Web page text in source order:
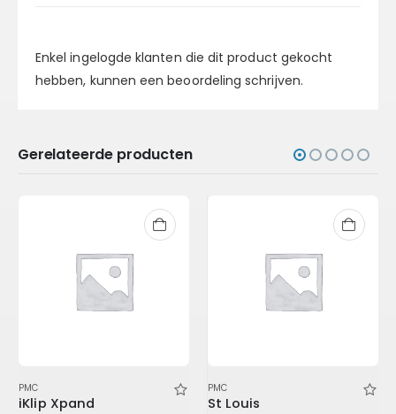
Enkel ingelogde klanten die dit product gekocht
hebben, kunnen een beoordeling schrijven.
Gerelateerde producten
PMC
iKlip Xpand
PMC
St Louis